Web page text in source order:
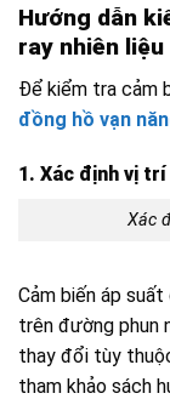
Hướng dẫn
ray nhiên
Để kiểm tra cảm
đồng hồ vạn
1. Xác định vị
Xác
Cảm biến áp
trên đường phun
thay đổi tùy
tham khảo sách